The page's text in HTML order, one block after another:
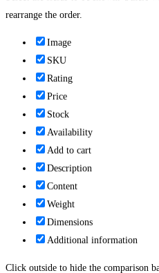
rearrange the order.
Image
SKU
Rating
Price
Stock
Availability
Add to cart
Description
Content
Weight
Dimensions
Additional information
Click outside to hide the comparison